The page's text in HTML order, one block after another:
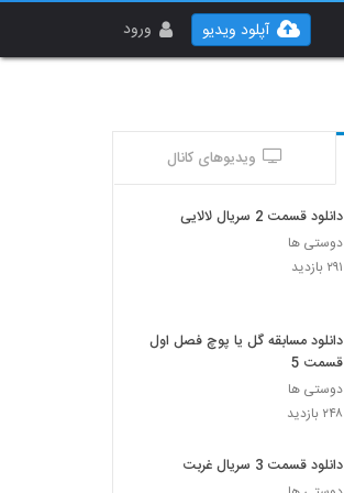
ورود آپلود ویدیو
ویدیوهای کانال
دانلود قسمت 2 سریال لالایی
دوستی ها
۲۹۱ بازدید
دانلود مسابقه گل یا پوچ فصل اول
قسمت 5
دوستی ها
۲۴۸ بازدید
دانلود قسمت 3 سریال غربت